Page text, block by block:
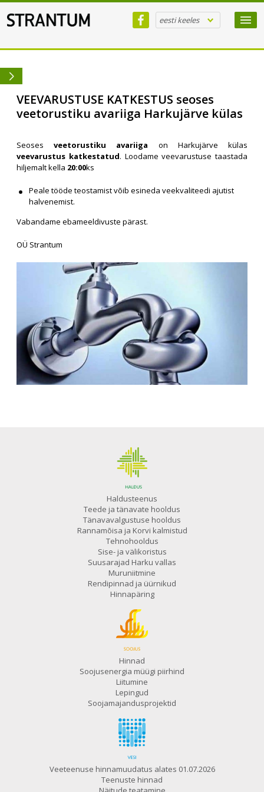
eesti keeles
VEEVARUSTUSE KATKESTUS seoses
veetorustiku avariiga Harkujärve külas
Seosesveetorustiku avariiga on Harkujärve külas
veevarustus katkestatud. Loodame veevarustuse taastada
hiljemalt kella 20:00ks
Peale tööde teostamist võib esineda veekvaliteedi ajutist
halvenemist.
Vabandame ebameeldivuste pärast.
OÜ Strantum
Haldusteenus
Teede ja tänavate hooldus
Tänavavalgustuse hooldus
Rannamõisa ja Korvi kalmistud
Tehnohooldus
Sise- ja välikoristus
Suusarajad Harku vallas
Muruniitmine
Rendipinnad ja üürnikud
Hinnapäring
Hinnad
Soojusenergia müügi piirhind
Liitumine
Lepingud
Soojamajandusprojektid
Veeteenuse hinnamuudatus alates 01.07.2026
Teenuste hinnad